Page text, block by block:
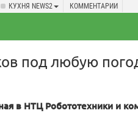
КУХНЯ NEWS2 КОММЕНТАРИИ
под любую
в НТЦ Робототехники и